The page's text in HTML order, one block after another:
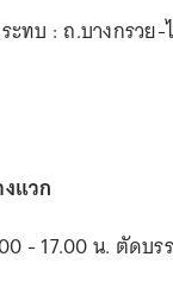
ทบ : ถ.บางกรวย
แวก
- 17.00 น. ตัดบ